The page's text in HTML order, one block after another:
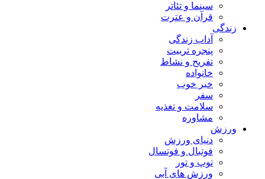
سینما و تئاتر
قرآن و عترت
زندگی
آداب زندگی
پنجره تربیت
تفریح و نشاط
خانواده
خبر خوب
سفر
سلامت و تغذیه
مشاوره
ورزش
دنیای ورزش
فوتبال و فوتسال
توپ و تور
ورزش های آبی